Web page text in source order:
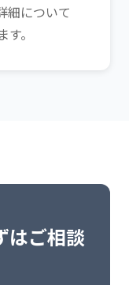
細について
。
はご相談